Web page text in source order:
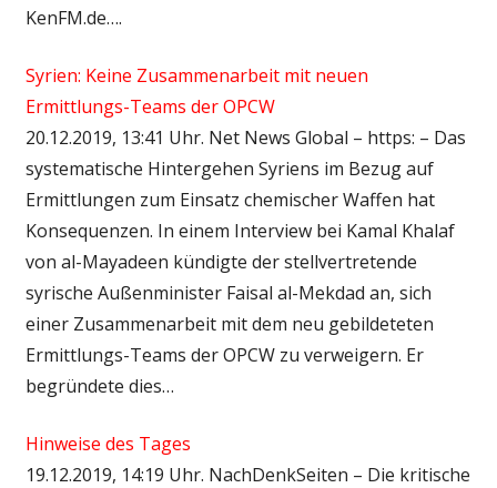
KenFM.de….
Syrien: Keine Zusammenarbeit mit neuen
Ermittlungs-Teams der OPCW
20.12.2019, 13:41 Uhr. Net News Global – https: – Das
systematische Hintergehen Syriens im Bezug auf
Ermittlungen zum Einsatz chemischer Waffen hat
Konsequenzen. In einem Interview bei Kamal Khalaf
von al-Mayadeen kündigte der stellvertretende
syrische Außenminister Faisal al-Mekdad an, sich
einer Zusammenarbeit mit dem neu gebildeteten
Ermittlungs-Teams der OPCW zu verweigern. Er
begründete dies…
Hinweise des Tages
19.12.2019, 14:19 Uhr. NachDenkSeiten – Die kritische